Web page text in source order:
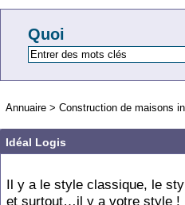
Quoi
Annuaire > Construction de maisons
Idéal Logis
Il y a le style classique, le
et surtout…il y a votre style !